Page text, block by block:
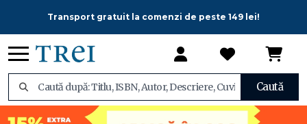
Transport gratuit la comenzi de peste 149 lei!
Caută